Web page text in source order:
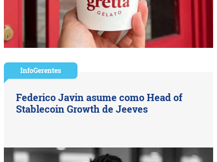
InfoGerentes
Federico Javin asume como Head of
Stablecoin Growth de Jeeves